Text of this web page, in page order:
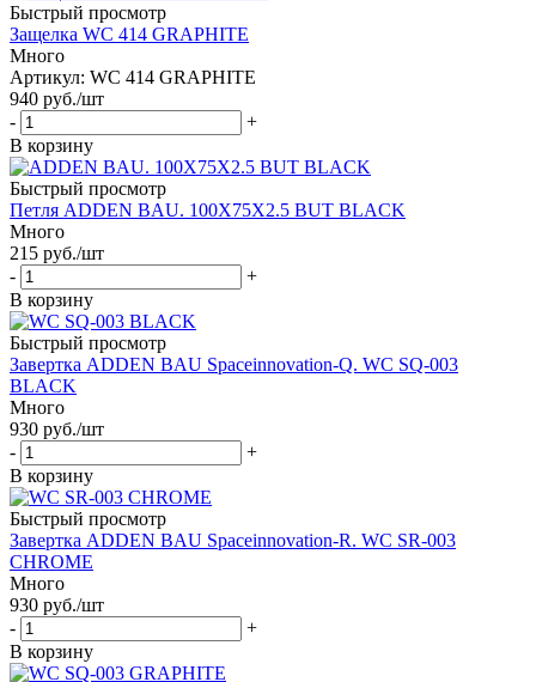
Быстрый просмотр
Защелка WC 414 GRAPHITE
Много
Артикул: WC 414 GRAPHITE
940 руб./шт
-
+
В корзину
Быстрый просмотр
Петля ADDEN BAU. 100X75X2.5 BUT BLACK
Много
215 руб./шт
-
+
В корзину
Быстрый просмотр
Завертка ADDEN BAU Spaceinnovation-Q. WC SQ-003
BLACK
Много
930 руб./шт
-
+
В корзину
Быстрый просмотр
Завертка ADDEN BAU Spaceinnovation-R. WC SR-003
CHROME
Много
930 руб./шт
-
+
В корзину